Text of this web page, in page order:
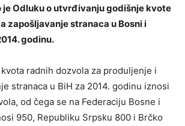
je Odluku o utvrđivanju godišnje kvote
zapošljavanje stranaca u Bosni i
godinu.
radnih dozvola za produljenje i
stranaca u BiH za 2014. godinu iznosi
od čega se na Federaciju Bosne i
950, Republiku Srpsku 800 i Brčko